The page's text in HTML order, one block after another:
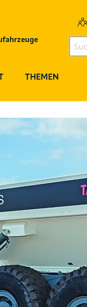
THEMEN